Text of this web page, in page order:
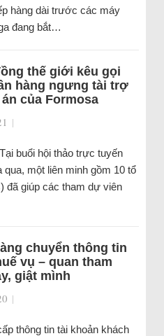
hàng dài trước các máy
đang bắt…
thế giới kêu gọi
hàng ngưng tài trợ
của Formosa
|
buổi hội thảo trực tuyến
một liên minh gồm 10 tổ
đã giúp các tham dự viên
chuyển thông tin
vụ – quan tham
giật mình
|
thông tin tài khoản khách